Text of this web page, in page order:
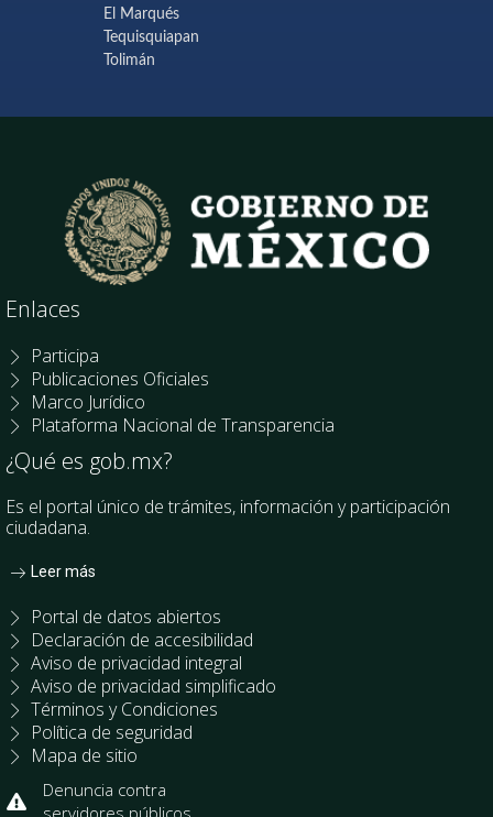
El Marqués
Tequisquiapan
Tolimán
Enlaces
Participa
Publicaciones Oficiales
Marco Jurídico
Plataforma Nacional de Transparencia
¿Qué es gob.mx?
Es el portal único de trámites, información y participación
ciudadana.
Leer más
Portal de datos abiertos
Declaración de accesibilidad
Aviso de privacidad integral
Aviso de privacidad simplificado
Términos y Condiciones
Política de seguridad
Mapa de sitio
Denuncia contra